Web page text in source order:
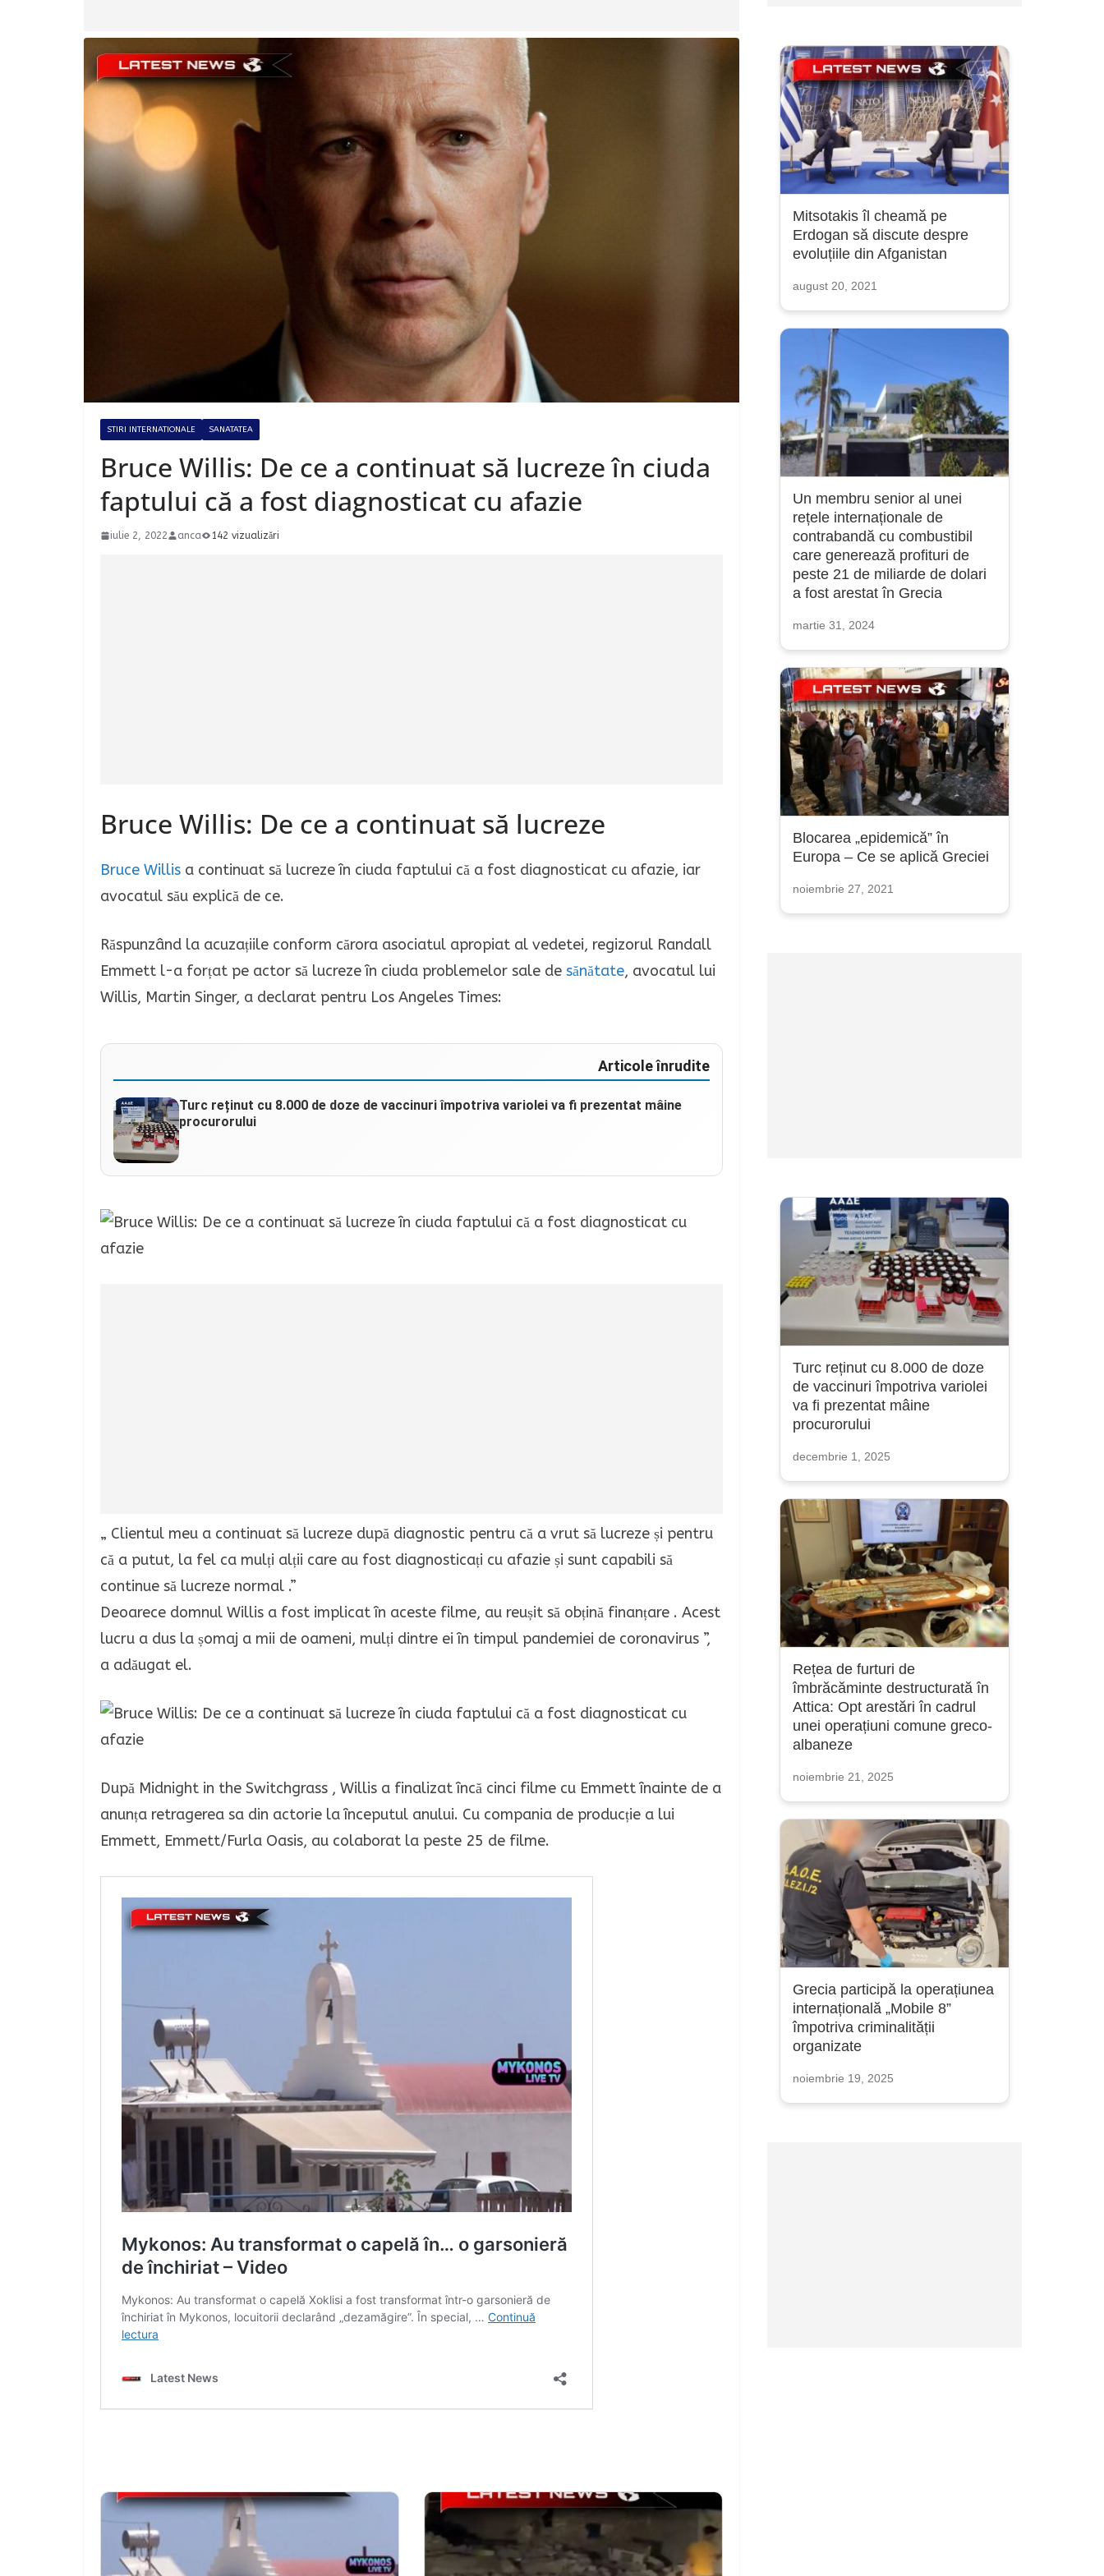
STIRI INTERNATIONALE SANATATEA
Bruce Willis: De ce a continuat să lucreze în ciuda
faptului că a fost diagnosticat cu afazie
iulie 2, 2022 anca 142 vizualizări
Bruce Willis: De ce a continuat să lucreze
Bruce Willis a continuat să lucreze în ciuda faptului că a fost diagnosticat cu afazie, iar
avocatul său explică de ce.
Răspunzând la acuzațiile conform cărora asociatul apropiat al vedetei, regizorul Randall
Emmett l-a forțat pe actor să lucreze în ciuda problemelor sale de sănătate, avocatul lui
Willis, Martin Singer, a declarat pentru Los Angeles Times:
Articole înrudite
Turc reținut cu 8.000 de doze de vaccinuri împotriva variolei va fi prezentat mâine
procurorului
„ Clientul meu a continuat să lucreze după diagnostic pentru că a vrut să lucreze și pentru
că a putut, la fel ca mulți alții care au fost diagnosticați cu afazie și sunt capabili să
continue să lucreze normal .”
Deoarece domnul Willis a fost implicat în aceste filme, au reușit să obțină finanțare . Acest
lucru a dus la șomaj a mii de oameni, mulți dintre ei în timpul pandemiei de coronavirus ”,
a adăugat el.
După Midnight in the Switchgrass , Willis a finalizat încă cinci filme cu Emmett înainte de a
anunța retragerea sa din actorie la începutul anului. Cu compania de producție a lui
Emmett, Emmett/Furla Oasis, au colaborat la peste 25 de filme.
Mitsotakis îl cheamă pe
Erdogan să discute despre
evoluțiile din Afganistan
august 20, 2021
Un membru senior al unei
rețele internaționale de
contrabandă cu combustibil
care generează profituri de
peste 21 de miliarde de dolari
a fost arestat în Grecia
martie 31, 2024
Blocarea „epidemică” în
Europa – Ce se aplică Greciei
noiembrie 27, 2021
Turc reținut cu 8.000 de doze
de vaccinuri împotriva variolei
va fi prezentat mâine
procurorului
decembrie 1, 2025
Rețea de furturi de
îmbrăcăminte destructurată în
Attica: Opt arestări în cadrul
unei operațiuni comune greco-
albaneze
noiembrie 21, 2025
Grecia participă la operațiunea
internațională „Mobile 8”
împotriva criminalității
organizate
noiembrie 19, 2025